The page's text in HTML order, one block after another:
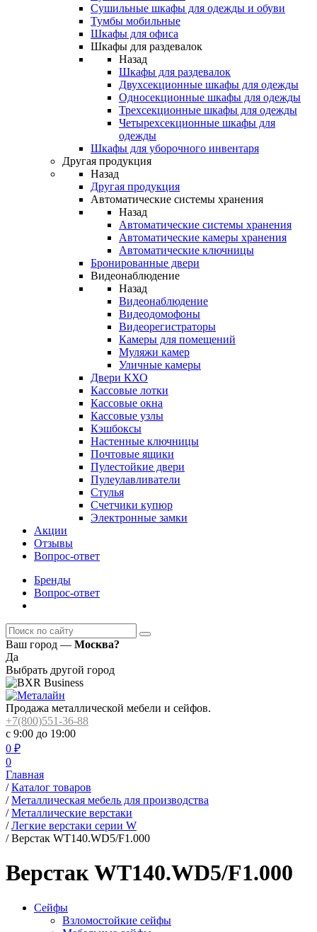
Сушильные шкафы для одежды и обуви
Тумбы мобильные
Шкафы для офиса
Шкафы для раздевалок
Назад
Шкафы для раздевалок
Двухсекционные шкафы для одежды
Односекционные шкафы для одежды
Трехсекционные шкафы для одежды
Четырехсекционные шкафы для
одежды
Шкафы для уборочного инвентаря
Другая продукция
Назад
Другая продукция
Автоматические системы хранения
Назад
Автоматические системы хранения
Автоматические камеры хранения
Автоматические ключницы
Бронированные двери
Видеонаблюдение
Назад
Видеонаблюдение
Видеодомофоны
Видеорегистраторы
Камеры для помещений
Муляжи камер
Уличные камеры
Двери КХО
Кассовые лотки
Кассовые окна
Кассовые узлы
Кэшбоксы
Настенные ключницы
Почтовые ящики
Пулестойкие двери
Пулеулавливатели
Стулья
Счетчики купюр
Электронные замки
Акции
Отзывы
Вопрос-ответ
Бренды
Вопрос-ответ
Ваш город — Москва?
Да
Выбрать другой город
Продажа металлической мебели и сейфов.
+7(800)551-36-88
с 9:00 до 19:00
0 ₽
0
Главная
/ Каталог товаров
/ Металлическая мебель для производства
/ Металлические верстаки
/ Легкие верстаки серии W
/ Верстак WT140.WD5/F1.000
Верстак WT140.WD5/F1.000
Сейфы
Взломостойкие сейфы